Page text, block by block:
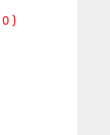
0 )